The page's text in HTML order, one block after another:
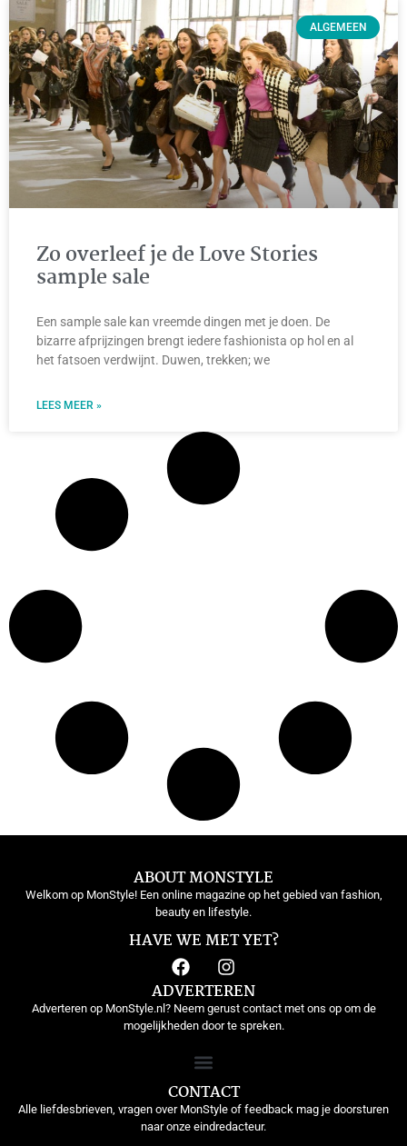
ALGEMEEN
Zo overleef je de Love Stories
sample sale
Een sample sale kan vreemde dingen met je doen. De
bizarre afprijzingen brengt iedere fashionista op hol en al
het fatsoen verdwijnt. Duwen, trekken; we
LEES MEER »
ABOUT MONSTYLE
Welkom op MonStyle! Een online magazine op het gebied van fashion,
beauty en lifestyle.
HAVE WE MET YET?
ADVERTEREN
Adverteren op MonStyle.nl? Neem gerust contact met ons op om de
mogelijkheden door te spreken.
CONTACT
Alle liefdesbrieven, vragen over MonStyle of feedback mag je doorsturen
naar onze eindredacteur.